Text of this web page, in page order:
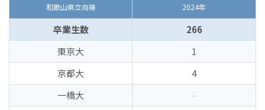
和歌山県立向陽 2024年
卒業生数
266
東京大
1
京都大
4
一橋大
-